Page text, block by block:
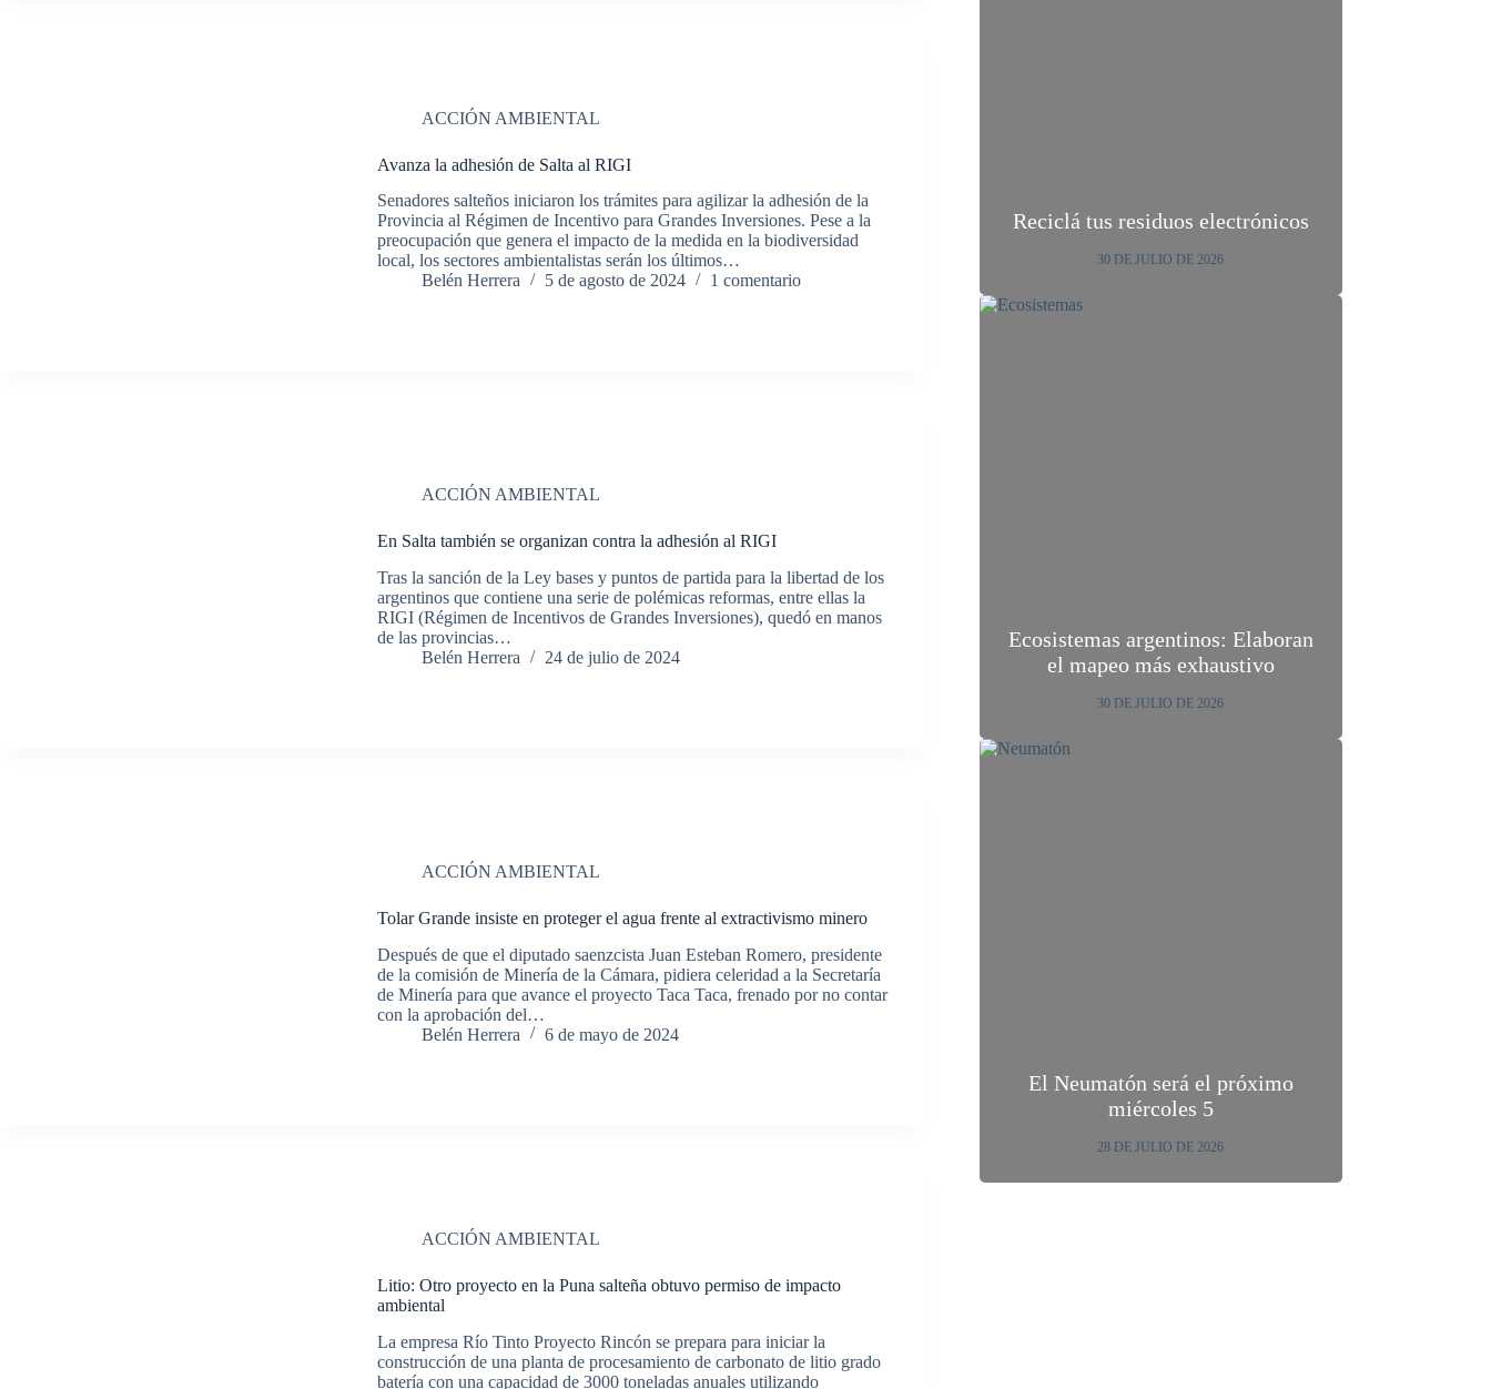
ACCIÓN AMBIENTAL
Avanza la adhesión de Salta al RIGI
Senadores salteños iniciaron los trámites para agilizar la adhesión de la
Provincia al Régimen de Incentivo para Grandes Inversiones. Pese a la
preocupación que genera el impacto de la medida en la biodiversidad
local, los sectores ambientalistas serán los últimos…
Belén Herrera
5 de agosto de 2024 1 comentario
ACCIÓN AMBIENTAL
En Salta también se organizan contra la adhesión al RIGI
Tras la sanción de la Ley bases y puntos de partida para la libertad de los
argentinos que contiene una serie de polémicas reformas, entre ellas la
RIGI (Régimen de Incentivos de Grandes Inversiones), quedó en manos
de las provincias…
Belén Herrera
24 de julio de 2024
ACCIÓN AMBIENTAL
Tolar Grande insiste en proteger el agua frente al extractivismo minero
Después de que el diputado saenzcista Juan Esteban Romero, presidente
de la comisión de Minería de la Cámara, pidiera celeridad a la Secretaría
de Minería para que avance el proyecto Taca Taca, frenado por no contar
con la aprobación del…
Belén Herrera
6 de mayo de 2024
ACCIÓN AMBIENTAL
Litio: Otro proyecto en la Puna salteña obtuvo permiso de impacto
ambiental
La empresa Río Tinto Proyecto Rincón se prepara para iniciar la
construcción de una planta de procesamiento de carbonato de litio grado
batería con una capacidad de 3000 toneladas anuales utilizando
Reciclá tus residuos electrónicos
30 DE JULIO DE 2026
Ecosistemas argentinos: Elaboran
el mapeo más exhaustivo
30 DE JULIO DE 2026
El Neumatón será el próximo
miércoles 5
28 DE JULIO DE 2026